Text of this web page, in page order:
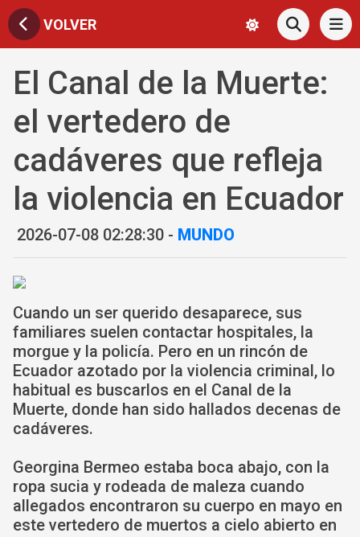
VOLVER
El Canal de la Muerte:
el vertedero de
cadáveres que refleja
la violencia en Ecuador
2026-07-08 02:28:30 - MUNDO
Cuando un ser querido desaparece, sus
familiares suelen contactar hospitales, la
morgue y la policía. Pero en un rincón de
Ecuador azotado por la violencia criminal, lo
habitual es buscarlos en el Canal de la
Muerte, donde han sido hallados decenas de
cadáveres.
Georgina Bermeo estaba boca abajo, con la
ropa sucia y rodeada de maleza cuando
allegados encontraron su cuerpo en mayo en
este vertedero de muertos a cielo abierto en